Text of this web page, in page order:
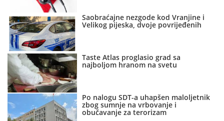
Saobraćajne nezgode kod Vranjine i
Velikog pijeska, dvoje povrijeđenih
Taste Atlas proglasio grad sa
najboljom hranom na svetu
Po nalogu SDT-a uhapšen maloljetnik
zbog sumnje na vrbovanje i
obučavanje za terorizam